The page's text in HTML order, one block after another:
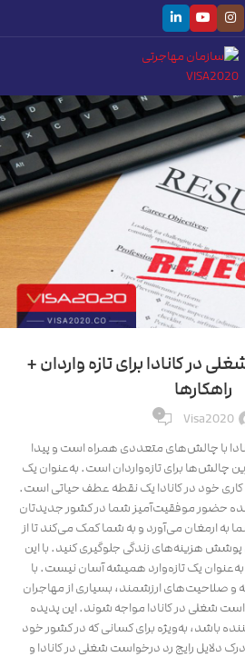
در کانادا برای تازه واردان +
راهکارها
Visa2020 ۰
با چالش‌های متعددی همراه است و پیدا
چالش‌ها برای تازه‌واردان است. به‌عنوان یک
خود در کانادا یک نقطه عطف حیاتی است.
حضور موفقیت‌آمیز شما در کشور جدیدتان
به ارمغان می‌آورد و به شما کمک می‌کند تا از
هزینه‌های زندگی جلوگیری کنید. با این
یک تازه‌وارد همیشه آسان نیست. با
و صلاحیت‌های ارزشمند، بسیاری از مهاجران
شغلی در کانادا مواجه ‌شوند. این پدیده
باشد، به‌ویژه برای کسانی که در کشور خود
رایج رد درخواست شغلی در کانادا و